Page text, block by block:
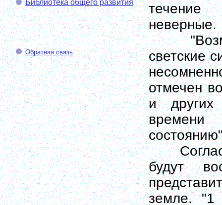
Библиотека общего развития
Обратная связь
течение
неверные.
светские
отмечен
и других
времени
будут
земле. "1